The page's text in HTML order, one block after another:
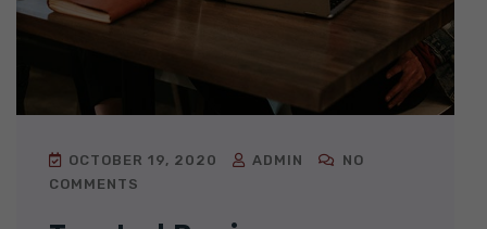
OCTOBER 19, 2020 ADMIN
NO
COMMENTS